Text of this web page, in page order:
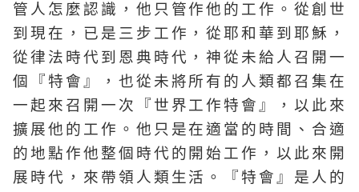
管人怎麼認識，他只管作他的工作。從創世
到現在，已是三步工作，從耶和華到耶穌，
從律法時代到恩典時代，神從未給人召開一
個『特會』，也從未將所有的人類都召集在
一起來召開一次『世界工作特會』，以此來
擴展他的工作。他只是在適當的時間、合適
的地點作他整個時代的開始工作，以此來開
展時代，來帶領人類生活。『特會』是人的